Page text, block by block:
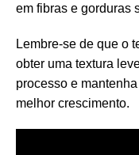
em fibras e gorduras
Lembre-se de que o
obter uma textura
processo e
melhor crescimento.